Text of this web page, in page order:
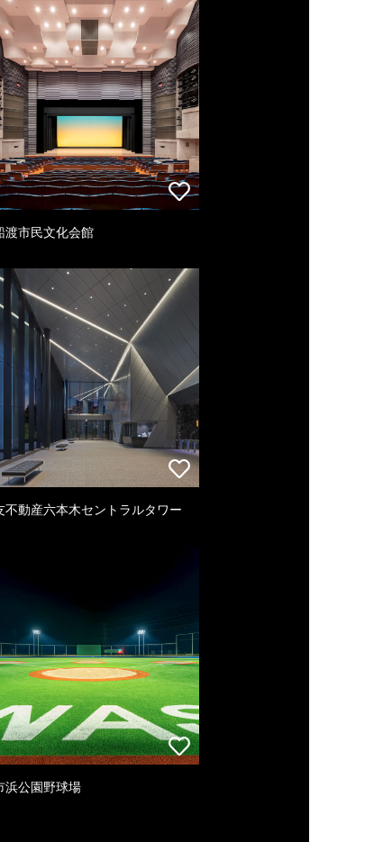
渡市民文化会館
不動産六本木セントラルタワー
浜公園野球場